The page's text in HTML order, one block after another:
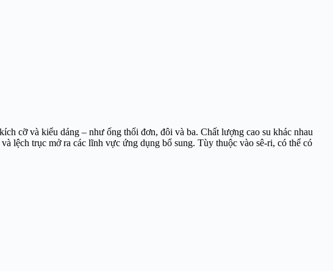
cỡ và kiểu dáng – như ống thổi đơn, đôi và ba. Chất lượng cao su khác nhau
lệch trục mở ra các lĩnh vực ứng dụng bổ sung. Tùy thuộc vào sê-ri, có thể có